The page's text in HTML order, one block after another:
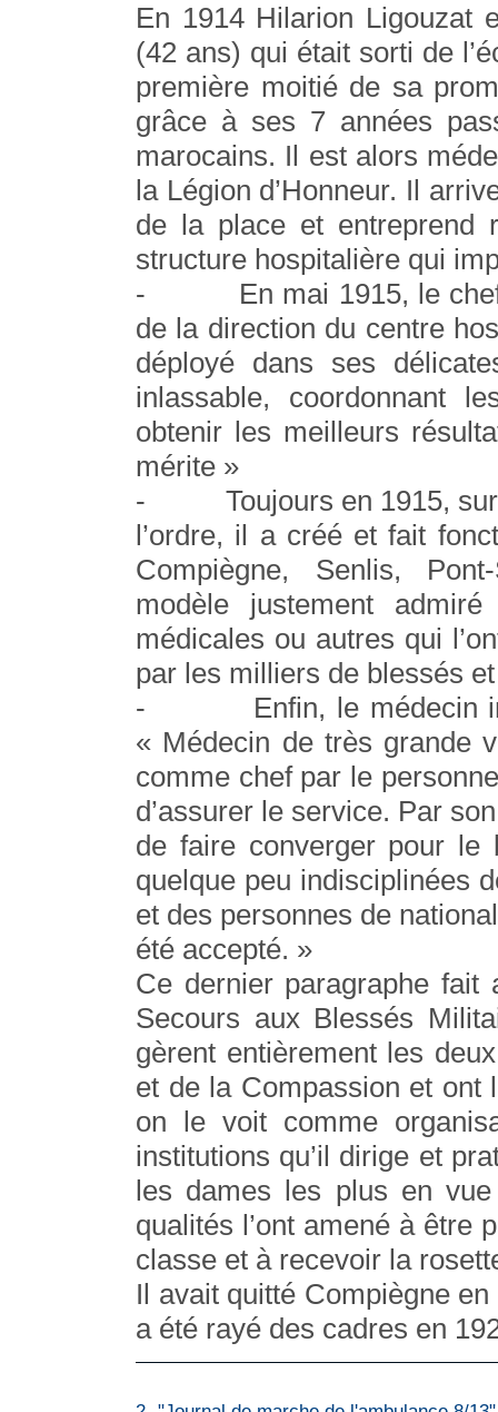
En 1914 Hilarion Ligouzat
(42 ans) qui était sorti de
première moitié de sa
grâce à ses 7 années
marocains. Il est alors
la Légion d’Honneur. Il
de la place et entreprend
structure hospitalière qui
- En mai 1915, le chef
de la direction du centre
déployé dans ses
inlassable, coordonnant
obtenir les meilleurs
mérite »
- Toujours en 1915, sur
l’ordre, il a créé et fait
Compiègne, Senlis,
modèle justement
médicales ou autres qui
par les milliers de blessés
- Enfin, le médecin
« Médecin de très grande
comme chef par le
d’assurer le service. Par
de faire converger pour le
quelque peu indisciplinées
et des personnes de
été accepté. »
Ce dernier paragraphe
Secours aux Blessés
gèrent entièrement les
et de la Compassion et ont
on le voit comme
institutions qu’il dirige et
les dames les plus en
qualités l’ont amené à être
classe et à recevoir la
Il avait quitté Compiègne en
a été rayé des cadres en